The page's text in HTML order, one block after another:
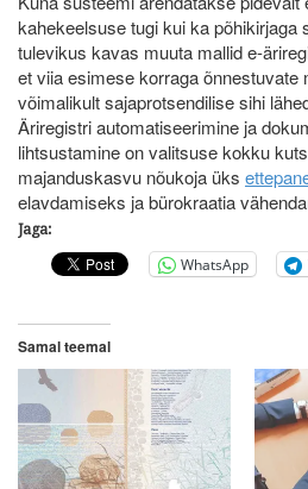
kahekeelsuse tugi kui ka põhikirjaga
tulevikus kavas muuta mallid e-
et viia esimese korraga õnnestuvate
võimalikult sajaprotsendilise sihi
Äriregistri automatiseerimine ja
lihtsustamine on valitsuse kokku
majanduskasvu nõukoja üks
elavdamiseks ja bürokraatia
Jaga:
WhatsApp
Samal teemal